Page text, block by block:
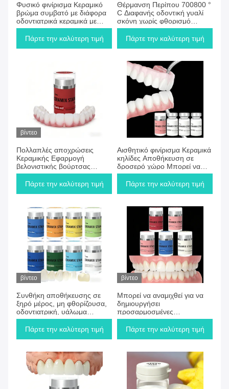
Φυσικό φινίρισμα Κεραμικό
βρώμα συμβατό με διάφορα
οδοντιατρικά κεραμικά με
δυνατότητα ανάμειξης για τη
δημιουργία εξατομικευμένων
Πάρτε την καλύτερη τιμή
Θέρμανση Περίπου 700800 °
C Διαφανής οδοντική γυαλί
σκόνη χωρίς φθορισμό
Επιτρέπει τη ανάμειξη για να
δημιουργήσει
Πάρτε την καλύτερη τιμή
βίντεο
Πολλαπλές αποχρώσεις
Κεραμικής Εφαρμογή
βελονιστικής βούρτσας
Δημιουργώντας αισθητικό
φινίρισμα Σχεδιασμένο για
Πάρτε την καλύτερη τιμή
Αισθητικό φινίρισμα Κεραμικά
κηλίδες Αποθήκευση σε
δροσερό χώρο Μπορεί να
αναμειχθεί για να
δημιουργήσει
αποτελέσματα κεραμικών
Πάρτε την καλύτερη τιμή
βίντεο
Συνθήκη αποθήκευσης σε
ξηρό μέρος, μη φθορίζουσα,
οδοντιατρική, υάλωμα
χαμηλής θερμοκρασίας που
παρέχει φυσικό φινίρισμα,
και εργαστήριο
Πάρτε την καλύτερη τιμή
βίντεο
Μπορεί να αναμιχθεί για να
δημιουργήσει
προσαρμοσμένες
αποχρώσεις Διαφανές
οδοντιατρικό λούστρο σε
επαγγελματική οδοντιατρική
Πάρτε την καλύτερη τιμή